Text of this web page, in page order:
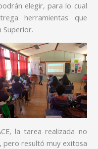
elegir, para lo cual
herramientas que
Superior.
la tarea realizada no
pero resultó muy exitosa